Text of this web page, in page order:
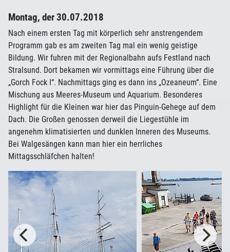
Montag, der 30.07.2018
Nach einem ersten Tag mit körperlich sehr anstrengendem
Programm gab es am zweiten Tag mal ein wenig geistige
Bildung. Wir fuhren mit der Regionalbahn aufs Festland nach
Stralsund. Dort bekamen wir vormittags eine Führung über die
„Gorch Fock I“. Nachmittags ging es dann ins „Ozeaneum“. Eine
Mischung aus Meeres-Museum und Aquarium. Besonderes
Highlight für die Kleinen war hier das Pinguin-Gehege auf dem
Dach. Die Großen genossen derweil die Liegestühle im
angenehm klimatisierten und dunklen Inneren des Museums.
Bei Walgesängen kann man hier ein herrliches
Mittagsschläfchen halten!